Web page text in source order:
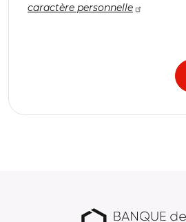
caractère personnelle